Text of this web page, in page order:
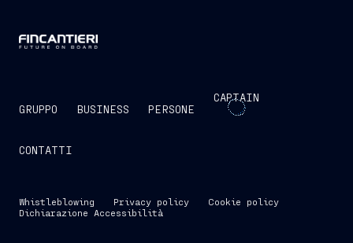
GRUPPO BUSINESS PERSONE
CAPTAIN
CONTATTI
Whistleblowing Privacy policy
Cookie policy
Dichiarazione Accessibilità